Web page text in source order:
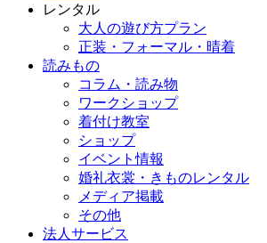
レンタル
大人の遊び方プラン
正装・フォーマル・晴着
読みもの
コラム・読み物
ワークショップ
着付け教室
ショップ
イベント情報
婚礼衣裳・きものレンタル
メディア掲載
その他
法人サービス